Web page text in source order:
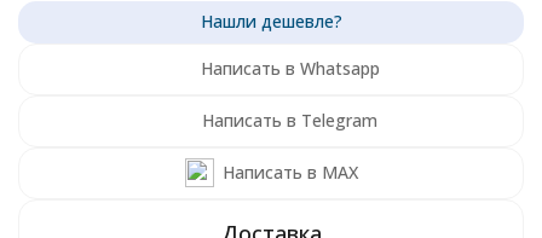
Написать в Whatsapp
Написать в Telegram
Написать в MAX